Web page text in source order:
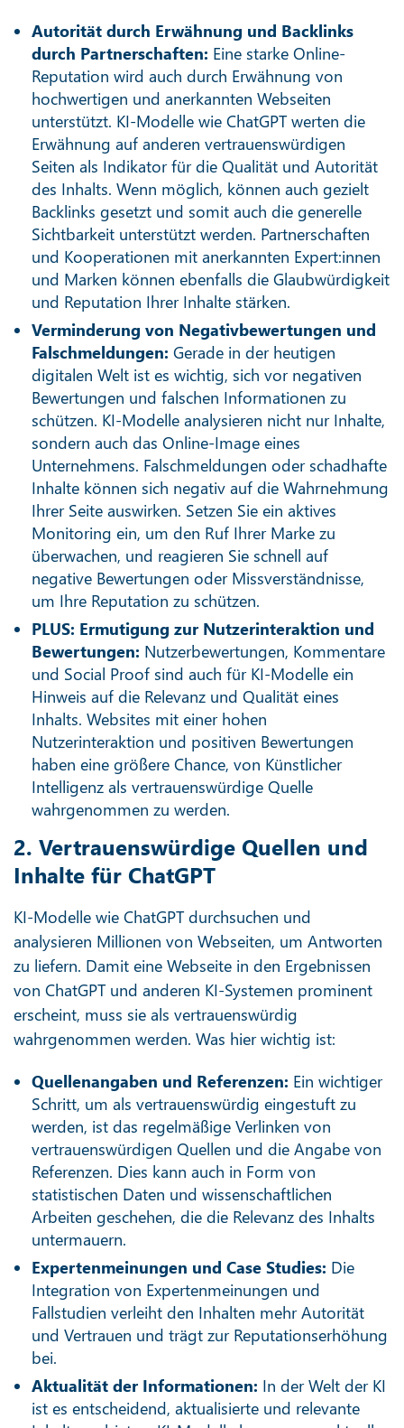
Autorität durch Erwähnung und Backlinks
durch Partnerschaften: Eine starke Online-
Reputation wird auch durch Erwähnung von
hochwertigen und anerkannten Webseiten
unterstützt. KI-Modelle wie ChatGPT werten die
Erwähnung auf anderen vertrauenswürdigen
Seiten als Indikator für die Qualität und Autorität
des Inhalts. Wenn möglich, können auch gezielt
Backlinks gesetzt und somit auch die generelle
Sichtbarkeit unterstützt werden. Partnerschaften
und Kooperationen mit anerkannten Expert:innen
und Marken können ebenfalls die Glaubwürdigkeit
und Reputation Ihrer Inhalte stärken.
Verminderung von Negativbewertungen und
Falschmeldungen: Gerade in der heutigen
digitalen Welt ist es wichtig, sich vor negativen
Bewertungen und falschen Informationen zu
schützen. KI-Modelle analysieren nicht nur Inhalte,
sondern auch das Online-Image eines
Unternehmens. Falschmeldungen oder schadhafte
Inhalte können sich negativ auf die Wahrnehmung
Ihrer Seite auswirken. Setzen Sie ein aktives
Monitoring ein, um den Ruf Ihrer Marke zu
überwachen, und reagieren Sie schnell auf
negative Bewertungen oder Missverständnisse,
um Ihre Reputation zu schützen.
PLUS: Ermutigung zur Nutzerinteraktion und
Bewertungen: Nutzerbewertungen, Kommentare
und Social Proof sind auch für KI-Modelle ein
Hinweis auf die Relevanz und Qualität eines
Inhalts. Websites mit einer hohen
Nutzerinteraktion und positiven Bewertungen
haben eine größere Chance, von Künstlicher
Intelligenz als vertrauenswürdige Quelle
wahrgenommen zu werden.
2. Vertrauenswürdige Quellen und
Inhalte für ChatGPT
KI-Modelle wie ChatGPT durchsuchen und
analysieren Millionen von Webseiten, um Antworten
zu liefern. Damit eine Webseite in den Ergebnissen
von ChatGPT und anderen KI-Systemen prominent
erscheint, muss sie als vertrauenswürdig
wahrgenommen werden. Was hier wichtig ist:
Quellenangaben und Referenzen: Ein wichtiger
Schritt, um als vertrauenswürdig eingestuft zu
werden, ist das regelmäßige Verlinken von
vertrauenswürdigen Quellen und die Angabe von
Referenzen. Dies kann auch in Form von
statistischen Daten und wissenschaftlichen
Arbeiten geschehen, die die Relevanz des Inhalts
untermauern.
Expertenmeinungen und Case Studies: Die
Integration von Expertenmeinungen und
Fallstudien verleiht den Inhalten mehr Autorität
und Vertrauen und trägt zur Reputationserhöhung
bei.
Aktualität der Informationen: In der Welt der KI
ist es entscheidend, aktualisierte und relevante